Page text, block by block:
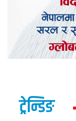
ट्रेन्डिङ